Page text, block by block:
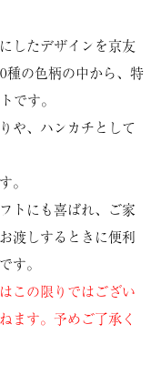
したデザインを京友
種の色柄の中から、特
です。
や、ハンカチとして
。
トにも喜ばれ、ご家
渡しするときに便利
す。
この限りではござい
ます。予めご了承く